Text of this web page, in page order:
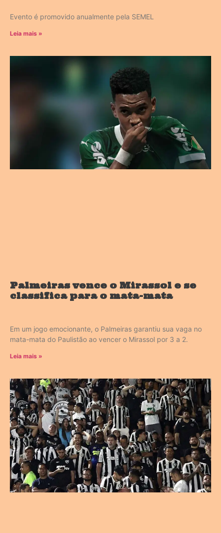
Evento é promovido anualmente pela SEMEL
Leia mais »
Palmeiras vence o Mirassol e se
classifica para o mata-mata
Em um jogo emocionante, o Palmeiras garantiu sua vaga no
mata-mata do Paulistão ao vencer o Mirassol por 3 a 2.
Leia mais »